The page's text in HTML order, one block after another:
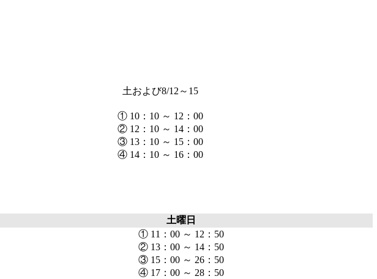
土および8/12～15
① 10：10 ～ 12：00
② 12：10 ～ 14：00
③ 13：10 ～ 15：00
④ 14：10 ～ 16：00
土曜日
① 11：00 ～ 12：50
② 13：00 ～ 14：50
③ 15：00 ～ 26：50
④ 17：00 ～ 28：50